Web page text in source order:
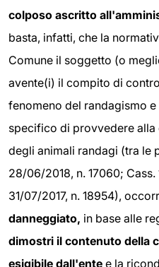
colposo ascritto
basta, infatti, che la
Comune il soggetto (o
avente(i) il compito di
fenomeno del randagismo
specifico di provvedere alla
degli animali randagi (tra le
28/06/2018, n. 17060; Cass.
31/07/2017, n. 18954),
danneggiato, in base alle
dimostri il contenuto della
esigibile dall'ente e la